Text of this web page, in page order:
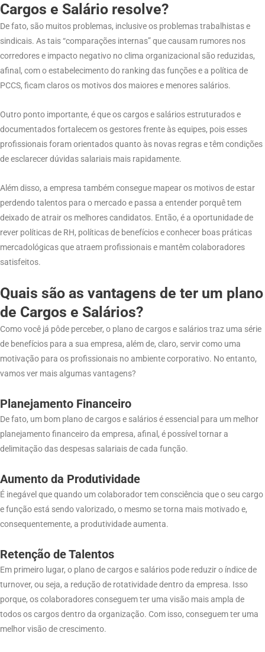
Cargos e Salário resolve?
De fato, são muitos problemas, inclusive os problemas trabalhistas e
sindicais. As tais “comparações internas” que causam rumores nos
corredores e impacto negativo no clima organizacional são reduzidas,
afinal, com o estabelecimento do ranking das funções e a política de
PCCS, ficam claros os motivos dos maiores e menores salários.
Outro ponto importante, é que os cargos e salários estruturados e
documentados fortalecem os gestores frente às equipes, pois esses
profissionais foram orientados quanto às novas regras e têm condições
de esclarecer dúvidas salariais mais rapidamente.
Além disso, a empresa também consegue mapear os motivos de estar
perdendo talentos para o mercado e passa a entender porquê tem
deixado de atrair os melhores candidatos. Então, é a oportunidade de
rever políticas de RH, políticas de benefícios e conhecer boas práticas
mercadológicas que atraem profissionais e mantêm colaboradores
satisfeitos.
Quais são as vantagens de ter um plano
de Cargos e Salários?
Como você já pôde perceber, o plano de cargos e salários traz uma série
de benefícios para a sua empresa, além de, claro, servir como uma
motivação para os profissionais no ambiente corporativo. No entanto,
vamos ver mais algumas vantagens?
Planejamento Financeiro
De fato, um bom plano de cargos e salários é essencial para um melhor
planejamento financeiro da empresa, afinal, é possível tornar a
delimitação das despesas salariais de cada função.
Aumento da Produtividade
É inegável que quando um colaborador tem consciência que o seu cargo
e função está sendo valorizado, o mesmo se torna mais motivado e,
consequentemente, a produtividade aumenta.
Retenção de Talentos
Em primeiro lugar, o plano de cargos e salários pode reduzir o índice de
turnover, ou seja, a redução de rotatividade dentro da empresa. Isso
porque, os colaboradores conseguem ter uma visão mais ampla de
todos os cargos dentro da organização. Com isso, conseguem ter uma
melhor visão de crescimento.